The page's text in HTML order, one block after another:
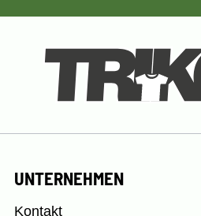
UNTERNEHMEN
Kontakt